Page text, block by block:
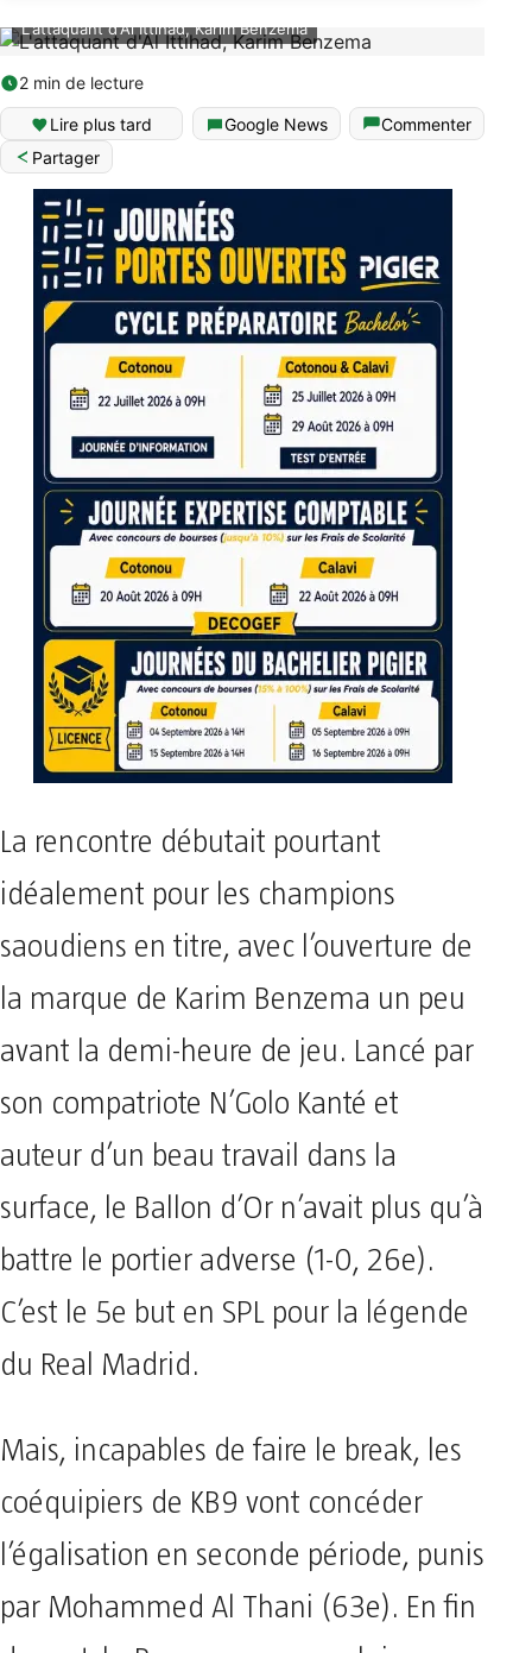
L'attaquant d'Al Ittihad, Karim Benzema
2 min de lecture
Lire plus tard Google News
Commenter
Partager
La rencontre débutait pourtant
idéalement pour les champions
saoudiens en titre, avec l’ouverture de
la marque de Karim Benzema un peu
avant la demi-heure de jeu. Lancé par
son compatriote N’Golo Kanté et
auteur d’un beau travail dans la
surface, le Ballon d’Or n’avait plus qu’à
battre le portier adverse (1-0, 26e).
C’est le 5e but en SPL pour la légende
du Real Madrid.
Mais, incapables de faire le break, les
coéquipiers de KB9 vont concéder
l’égalisation en seconde période, punis
par Mohammed Al Thani (63e). En fin